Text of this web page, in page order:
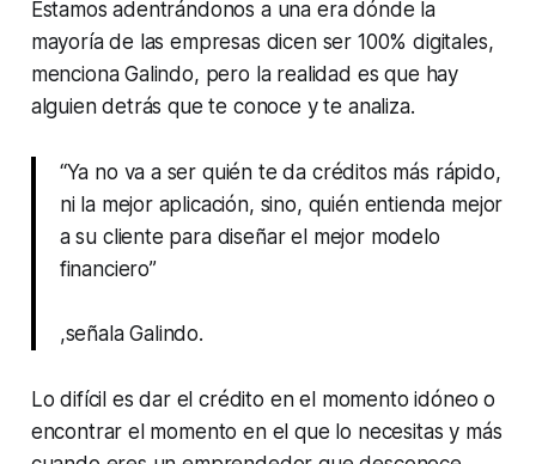
Estamos adentrándonos a una era dónde la
mayoría de las empresas dicen ser 100% digitales,
menciona Galindo, pero la realidad es que hay
alguien detrás que te conoce y te analiza.
“Ya no va a ser quién te da créditos más rápido,
ni la mejor aplicación, sino, quién entienda mejor
a su cliente para diseñar el mejor modelo
financiero”
,señala Galindo.
Lo difícil es dar el crédito en el momento idóneo o
encontrar el momento en el que lo necesitas y más